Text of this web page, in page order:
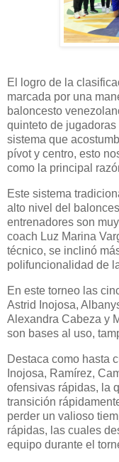
El logro de la
marcada por una
baloncesto
quinteto de
sistema que
pívot y centro, esto
como la principal
Este sistema
alto nivel del
entrenadores son
coach Luz Marina
técnico, se inclinó
polifuncionalidad de
En este torneo las
Astrid Inojosa,
Alexandra Cabeza y
son bases al uso,
Destaca como hasta
Inojosa, Ramírez,
ofensivas rápidas, la
transición
perder un valioso
rápidas, las cuales
equipo durante el